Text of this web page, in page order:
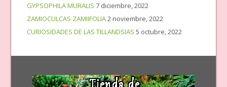
GYPSOPHILA MURALIS 7 diciembre, 2022
ZAMIOCULCAS ZAMIIFOLIA2 noviembre, 2022
CURIOSIDADES DE LAS TILLANDSIAS 5 octubre, 2022